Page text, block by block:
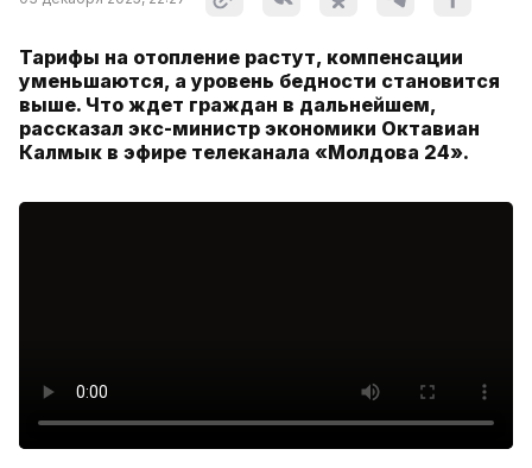
Тарифы на отопление растут, компенсации
уменьшаются, а уровень бедности становится
выше. Что ждет граждан в дальнейшем,
рассказал экс-министр экономики Октавиан
Калмык в эфире телеканала «Молдова 24».